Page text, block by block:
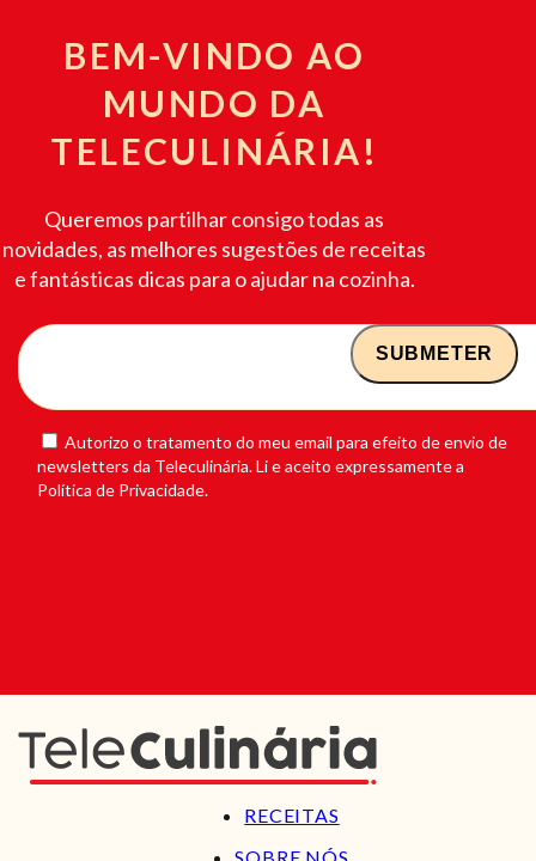
BEM-VINDO AO
MUNDO DA
TELECULINÁRIA!
Queremos partilhar consigo todas as
novidades, as melhores sugestões de receitas
e fantásticas dicas para o ajudar na cozinha.
Autorizo o tratamento do meu email para efeito de envio de
newsletters da Teleculinária. Li e aceito expressamente a
Política de Privacidade.
RECEITAS